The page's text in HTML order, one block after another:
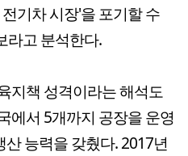
기차 시장'을 포기할 수
라고 분석한다.
지책 성격이라는 해석도
에서 5개까지 공장을 운영
능력을 갖췄다. 2017년